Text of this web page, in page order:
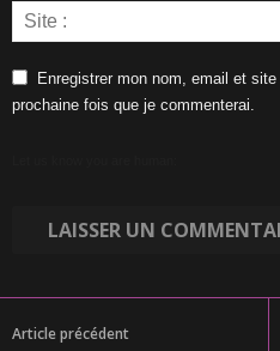
Enregistrer mon nom, email et
prochaine fois que je commenterai.
Article précédent